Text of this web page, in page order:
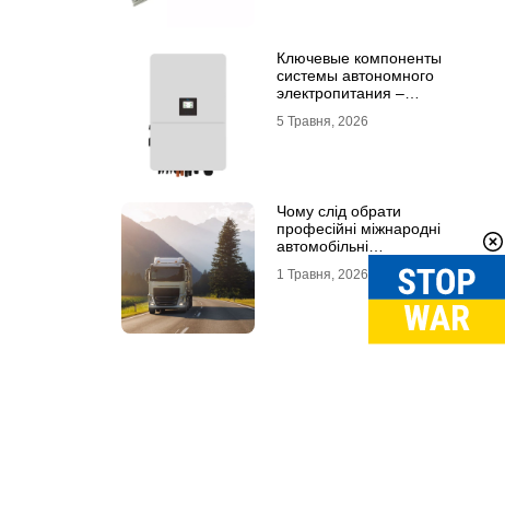
Ключевые компоненты
системы автономного
электропитания –
DEYE
5 Травня, 2026
Чому слід обрати
професійні міжнародні
автомобільні
1 Травня, 2026